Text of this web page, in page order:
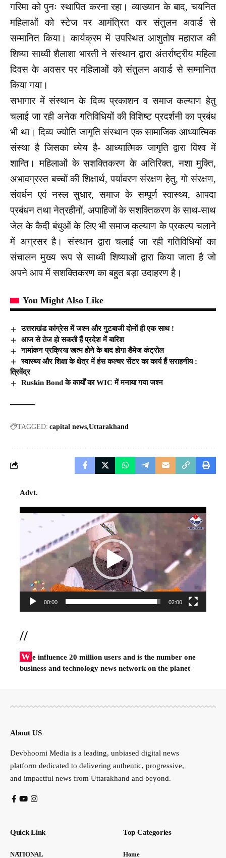
गरिमा को पुनः स्थापित करना रहा। व्याख्यान के बाद, चयनित
महिलाओं को स्टेज पर आमंत्रित कर संतुलन अवार्ड से
सम्मानित किया। कार्यक्रम में उपस्थित आशुतोष महाराज की
शिष्या साध्वी शैलाशा भारती ने संस्थान द्वारा अंतर्राष्ट्रीय महिला
दिवस के अवसर पर महिलाओं को संतुलन अवार्ड से सम्मानित
किया गया।
सभागार में संस्थान के दिव्य प्रकाशन व समाज कल्याण हेतु
चलाई जा रही अनेक गतिविधियों की विशिष्ट प्रदर्शनी का प्रबंध
भी था। दिव्य ज्योति जागृति संस्थान एक सामाजिक आध्यात्मिक
संस्था है जिसका ध्येय है- आध्यात्मिक जागृति द्वारा विश्व में
शान्ति। महिलाओं के सशक्तिकरण के अतिरिक्त, नशा मुक्ति,
अभावग्रस्त बच्चों की शिक्षार्थ, पर्यावरण संरक्षण हेतु, गो संरक्षण,
संवर्धन एवं नस्ल सुधार, समाज के सम्पूर्ण स्वास्थ्य, आपदा
प्रबंधन तथा नेत्रहीनों, अपाहिजों के सशक्तिकरण के साथ-साथ
जेल के कैदी बंधुओं के लिए भी समाज कल्याण के प्रकल्प चलाने
में अग्रसर है। संस्थान द्वारा चलाई जा रही गतिविधियों का
संचालन मुख्य रूप से साध्वी शिष्याओं द्वारा किया जाता है जो
अपने आप में सशक्तिकरण का बहुत बड़ा उदाहरण है।
You Might Also Like
उत्तराखंड कांग्रेस में जश्न और गुटबाजी दोनों ही एक साथ !
आज से तेज हो सकती हैं प्रदेश में बारिश
नामांकन प्रक्रिया खत्म होने के बाद होगा डैमेज कंट्रोल
स्वास्थ्य और शिक्षा के क्षेत्र में हंस कल्चर सेंटर का कार्य हैं सराहनीय :
त्रिवेंद्र
Ruskin Bond के कार्यों का WIC में मनाया गया जश्न
TAGGED: capital news Uttarakhand
Advt.
Video
00:00 02:00
//
W e influence 20 million users and is the number one
business and technology news network on the planet
About US
Devbhoomi Media is a leading, unbiased digital news
platform dedicated to delivering authentic, progressive,
and impactful news from Uttarakhand and beyond.
Quick Link
NATIONAL
Top Categories
Home